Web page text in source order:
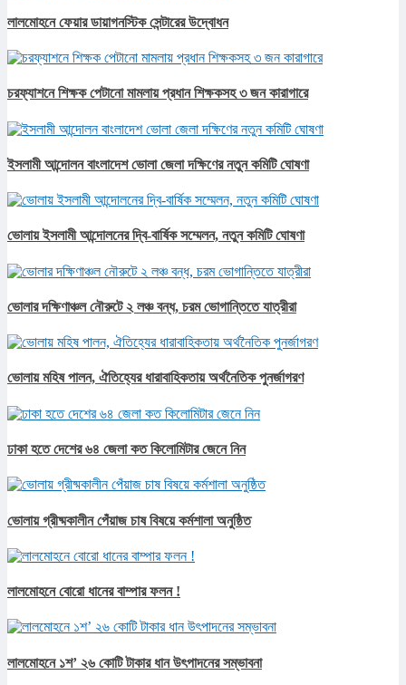
লালমোহনে ফেয়ার ডায়াগনস্টিক সেন্টারের উদ্বোধন
চরফ্যাশনে শিক্ষক পেটানো মামলায় প্রধান শিক্ষকসহ ৩ জন কারাগারে
ইসলামী আন্দোলন বাংলাদেশ ভোলা জেলা দক্ষিণের নতুন কমিটি ঘোষণা
ভোলায় ইসলামী আন্দোলনের দ্বি-বার্ষিক সম্মেলন, নতুন কমিটি ঘোষণা
ভোলার দক্ষিণাঞ্চল নৌরুটে ২ লঞ্চ বন্ধ, চরম ভোগান্তিতে যাত্রীরা
ভোলায় মহিষ পালন, ঐতিহ্যের ধারাবাহিকতায় অর্থনৈতিক পুনর্জাগরণ
ঢাকা হতে দেশের ৬৪ জেলা কত কিলোমিটার জেনে নিন
ভোলায় গ্রীষ্মকালীন পেঁয়াজ চাষ বিষয়ে কর্মশালা অনুষ্ঠিত
লালমোহনে বোরো ধানের বাম্পার ফলন !
লালমোহনে ১শ’ ২৬ কোটি টাকার ধান উৎপাদনের সম্ভাবনা